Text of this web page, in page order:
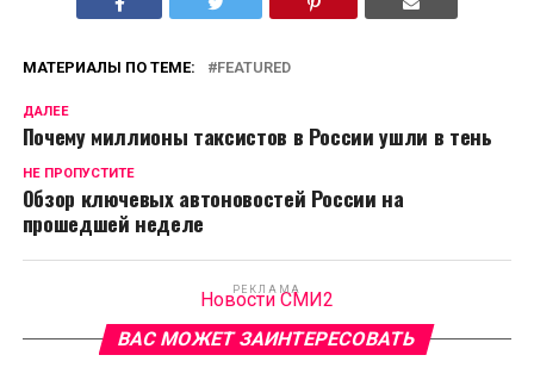
МАТЕРИАЛЫ ПО ТЕМЕ: FEATURED
ДАЛЕЕ
Почему миллионы таксистов в России ушли в тень
НЕ ПРОПУСТИТЕ
Обзор ключевых автоновостей России на
прошедшей неделе
РЕКЛАМА
Новости СМИ2
ВАС МОЖЕТ ЗАИНТЕРЕСОВАТЬ